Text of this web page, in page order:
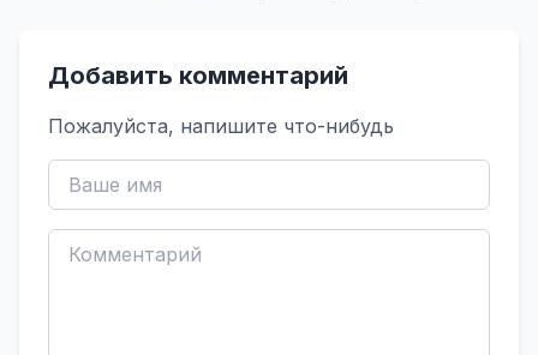
Добавить комментарий
Пожалуйста, напишите что-нибудь